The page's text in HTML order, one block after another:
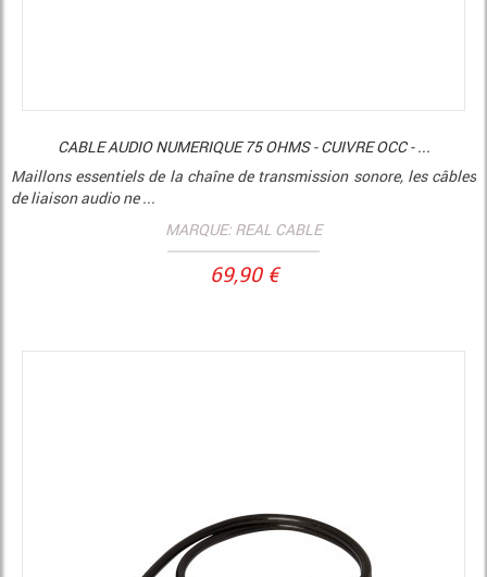
CABLE AUDIO NUMERIQUE 75 OHMS - CUIVRE OCC - ...
Maillons essentiels de la chaîne de transmission sonore, les câbles
de liaison audio ne ...
MARQUE: REAL CABLE
69,90 €